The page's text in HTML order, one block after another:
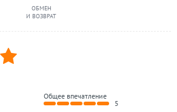
ОБМЕН
И ВОЗВРАТ
Общее впечатление
5